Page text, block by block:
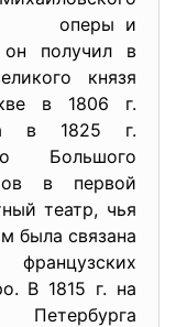
оперы и
он получил в
князя
в 1806 г.
а в 1825 г.
Большого
в первой
театр, чья
была связана
В 1815 г. на